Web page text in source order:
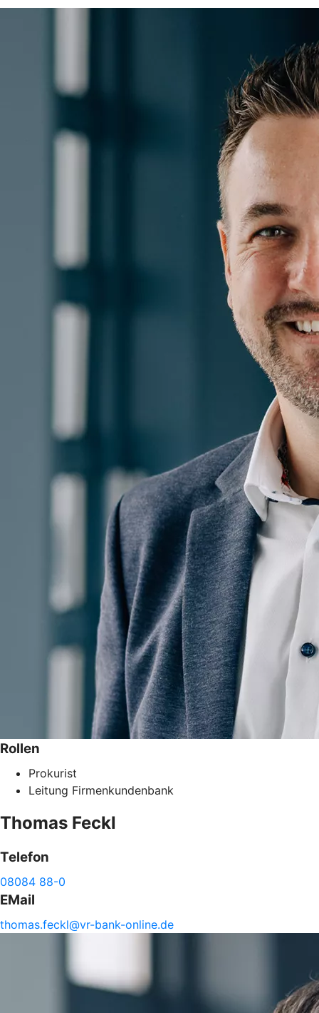
Rollen
Prokurist
Leitung Firmenkundenbank
Thomas Feckl
Telefon
08084 88-0
EMail
thomas.feckl@vr-bank-online.de